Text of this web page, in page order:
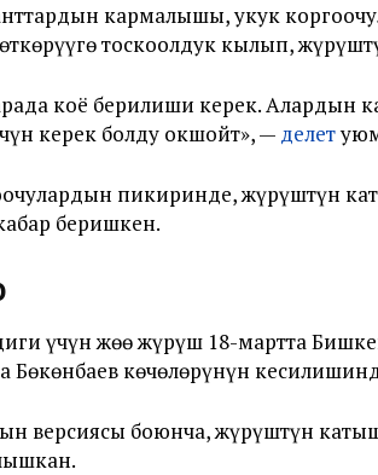
кармалышы, укук
тоскоолдук кылып,
коё берилиши керек.
керек болду окшойт», — делет
пикиринде, жүрүштүн
беришкен.
үчүн жөө жүрүш 18-мартта
Бөкөнбаев көчөлөрүнүн
версиясы боюнча, жүрүштүн